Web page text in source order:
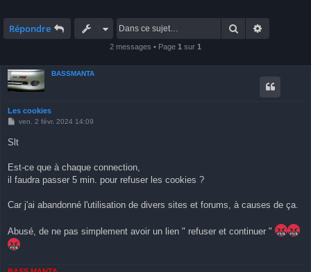
Répondre Rechercher
2 messages • Page 1 sur 1
BASSMANTA
Les cookies
M
s
s
g
e
ven. 2 févr. 2024 14:09
Slt
Est-ce que à chaque connection,
il faudra passer 5 min. pour refuser les cookies ?
Car j'ai abandonné l'utilisation de divers sites et forums, à causes de ça.
Abusé, de ne pas simplement avoir un lien " refuser et continuer "